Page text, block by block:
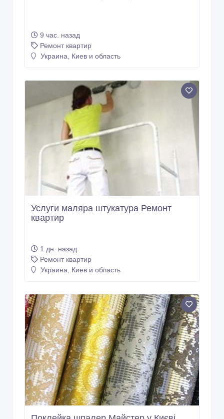
9 час. назад
Ремонт квартир
Украина, Киев и область
Услуги маляра штукатура Ремонт
квартир
1 дн. назад
Ремонт квартир
Украина, Киев и область